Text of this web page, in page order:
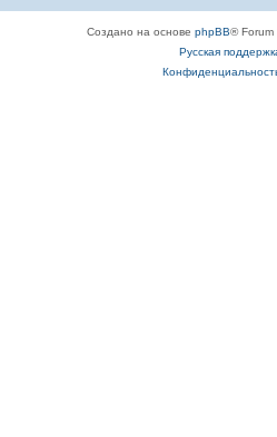
Создано на основе phpBB® Forum
Русская